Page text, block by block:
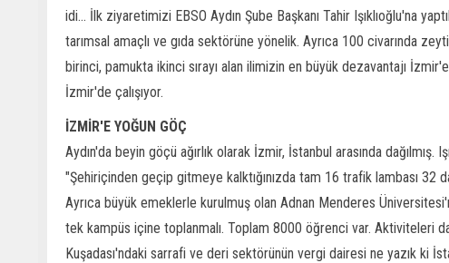
idi... İlk ziyaretimizi EBSO Aydın Şube Başkanı Tahir Işıklıoğlu'na
tarımsal amaçlı ve gıda sektörüne yönelik. Ayrıca 100 civarında
birinci, pamukta ikinci sırayı alan ilimizin en büyük dezavantajı
İzmir'de çalışıyor.
İZMİR'E YOĞUN GÖÇ
Aydın'da beyin göçü ağırlık olarak İzmir, İstanbul arasında dağılmış.
"Şehiriçinden geçip gitmeye kalktığınızda tam 16 trafik lambası 32
Ayrıca büyük emeklerle kurulmuş olan Adnan Menderes
tek kampüs içine toplanmalı. Toplam 8000 öğrenci var. Aktiviteleri
Kuşadası'ndaki sarrafi ve deri sektörünün vergi dairesi ne yazık ki